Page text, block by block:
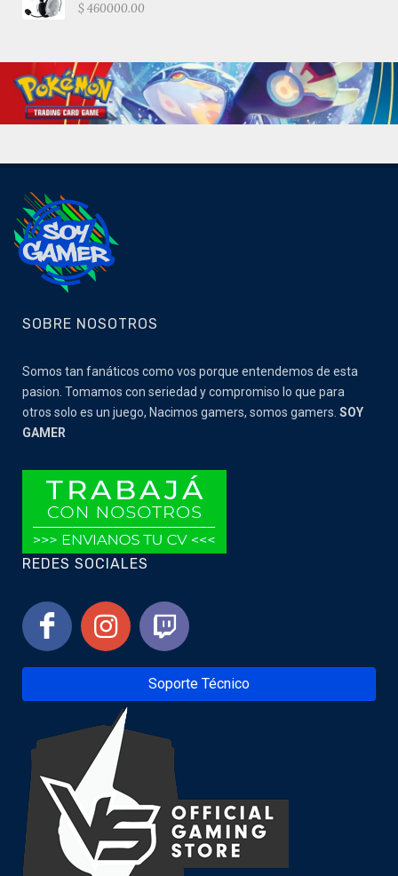
$ 460000.00
SOBRE NOSOTROS
Somos tan fanáticos como vos porque entendemos de esta
pasion. Tomamos con seriedad y compromiso lo que para
otros solo es un juego, Nacimos gamers, somos gamers. SOY
GAMER
REDES SOCIALES
Soporte Técnico